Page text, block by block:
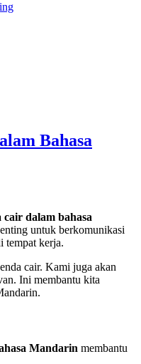
Bahasa
cair dalam bahasa
untuk berkomunikasi
tempat kerja.
cair. Kami juga akan
Ini membantu kita
Mandarin membantu